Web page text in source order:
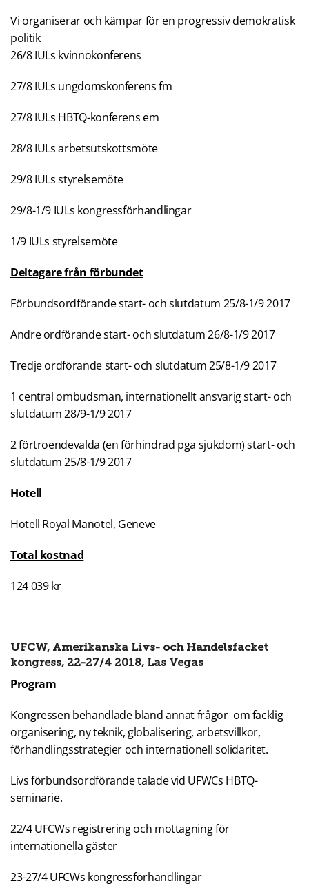
Vi organiserar och kämpar för en progressiv demokratisk
politik
26/8 IULs kvinnokonferens
27/8 IULs ungdomskonferens fm
27/8 IULs HBTQ-konferens em
28/8 IULs arbetsutskottsmöte
29/8 IULs styrelsemöte
29/8-1/9 IULs kongressförhandlingar
1/9 IULs styrelsemöte
Deltagare från förbundet
Förbundsordförande start- och slutdatum 25/8-1/9 2017
Andre ordförande start- och slutdatum 26/8-1/9 2017
Tredje ordförande start- och slutdatum 25/8-1/9 2017
1 central ombudsman, internationellt ansvarig start- och
slutdatum 28/9-1/9 2017
2 förtroendevalda (en förhindrad pga sjukdom) start- och
slutdatum 25/8-1/9 2017
Hotell
Hotell Royal Manotel, Geneve
Total kostnad
124 039 kr
UFCW, Amerikanska Livs- och Handelsfacket
kongress, 22-27/4 2018, Las Vegas
Program
Kongressen behandlade bland annat frågor om facklig
organisering, ny teknik, globalisering, arbetsvillkor,
förhandlingsstrategier och internationell solidaritet.
Livs förbundsordförande talade vid UFWCs HBTQ-
seminarie.
22/4 UFCWs registrering och mottagning för
internationella gäster
23-27/4 UFCWs kongressförhandlingar